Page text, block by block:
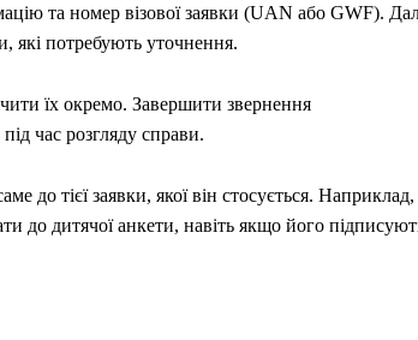
та номер візової заявки (UAN або GWF).
які потребують уточнення.
їх окремо. Завершити звернення
час розгляду справи.
до тієї заявки, якої він стосується. Наприклад,
до дитячої анкети, навіть якщо його